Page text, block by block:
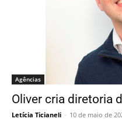
Agências
Oliver cria diretoria
Letícia Ticianeli - 10 de maio de